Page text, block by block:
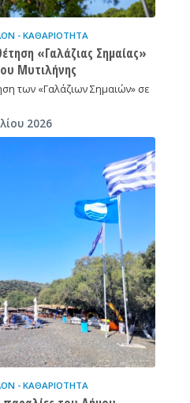
- ΚΑΘΑΡΙΌΤΗΤΑ
«Γαλάζιας Σημαίας»
Μυτιλήνης
των «Γαλάζιων Σημαιών» σε
2026
- ΚΑΘΑΡΙΌΤΗΤΑ